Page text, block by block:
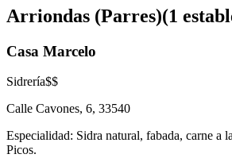
Arriondas (Parres)(1
Casa Marcelo
Sidrería$$
Calle Cavones, 6, 33540
Especialidad: Sidra natural, fabada, carne a
Picos.